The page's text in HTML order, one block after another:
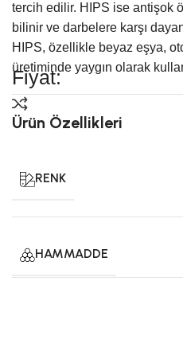
tercih edilir. HIPS ise antişok
bilinir ve darbelere karşı
HIPS, özellikle beyaz eşya,
üretiminde yaygın olarak
Fiyat:
Ürün Özellikleri
RENK
HAMMADDE